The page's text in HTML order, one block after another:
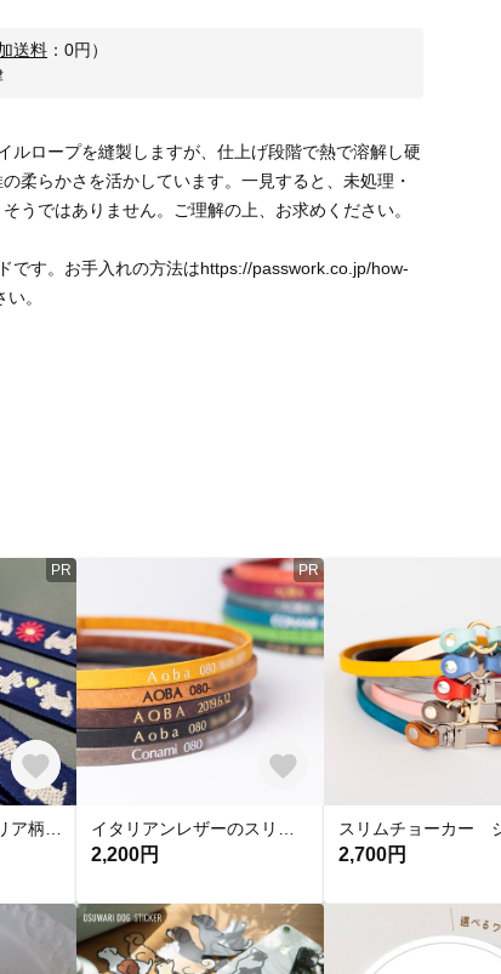
送料 ： 0円）
ルロープを縫製しますが、仕上げ段階で熱で溶解し硬
柔らかさを活かしています。一見すると、未処理・
です。お手入れの方法はhttps://passwork.co.jp/how-
。
PR PR
2,200円 2,700円